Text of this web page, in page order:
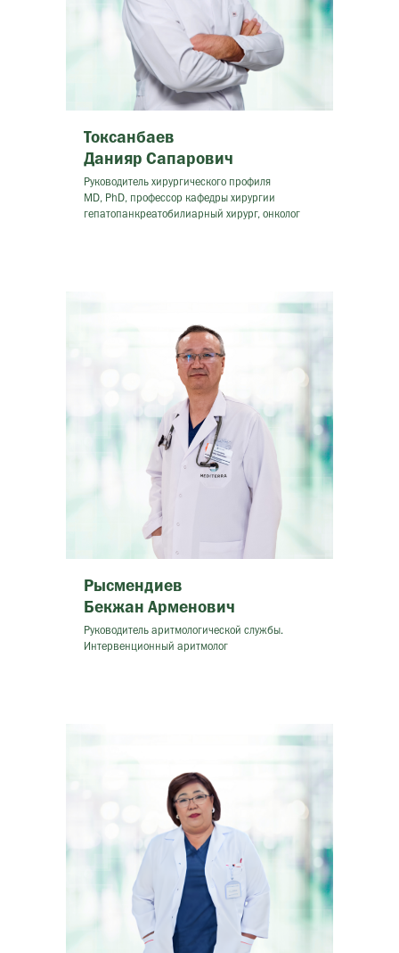
Токсанбаев
Данияр Сапарович
Руководитель хирургического профиля
MD, PhD, профессор кафедры хирургии
гепатопанкреатобилиарный хирург, онколог
Рысмендиев
Бекжан Арменович
Руководитель аритмологической службы.
Интервенционный аритмолог